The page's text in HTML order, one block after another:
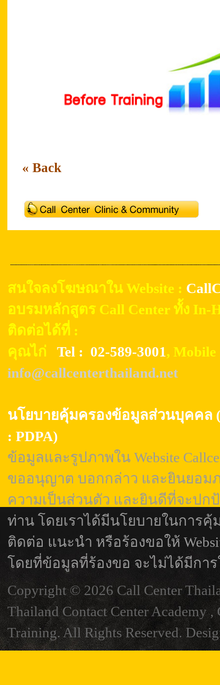
« Back
สนใจลงโฆษณาใน Website :
อบรมหลักสูตร Call Center ทั้ง In-
ติดต่อได้ที่ :
คุณไก่ Tel : 02-589-3001,
info@callcenterthailand.net
นโยบายคุ้มครองข้อมูลส่วนบุคคล
: PDPA)
ข้อมูลและรูปภาพใน Website
ขออนุญาต บอกกล่าว และยินยอม
ความเป็นส่วนตัว และยินดีที่จะปก
ท่าน โดยเราได้มีนโยบายในการ
ติดต่อ แนะนำ หรือร้องขอให้
โดยที่ข้อมูลที่ร้องขอ จะไม่ได้มีกา
Copyright © 2026 Call Center
Thailand Contact Center Academy
Training. All Rights Reserved.